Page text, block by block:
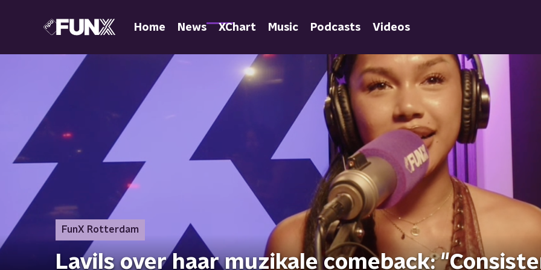
Home News XChart Music Podcasts Videos
FunX Rotterdam
Lavils over haar muzikale comeback: